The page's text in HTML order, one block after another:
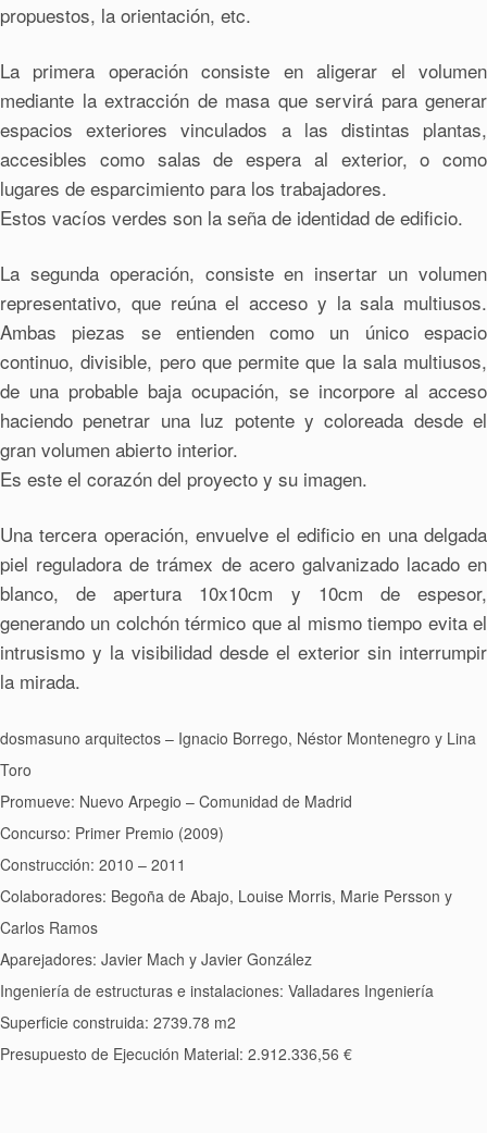
propuestos, la orientación, etc.
La primera operación consiste en aligerar el volumen
mediante la extracción de masa que servirá para generar
espacios exteriores vinculados a las distintas plantas,
accesibles como salas de espera al exterior, o como
lugares de esparcimiento para los trabajadores.
Estos vacíos verdes son la seña de identidad de edificio.
La segunda operación, consiste en insertar un volumen
representativo, que reúna el acceso y la sala multiusos.
Ambas piezas se entienden como un único espacio
continuo, divisible, pero que permite que la sala multiusos,
de una probable baja ocupación, se incorpore al acceso
haciendo penetrar una luz potente y coloreada desde el
gran volumen abierto interior.
Es este el corazón del proyecto y su imagen.
Una tercera operación, envuelve el edificio en una delgada
piel reguladora de trámex de acero galvanizado lacado en
blanco, de apertura 10x10cm y 10cm de espesor,
generando un colchón térmico que al mismo tiempo evita el
intrusismo y la visibilidad desde el exterior sin interrumpir
la mirada.
dosmasuno arquitectos – Ignacio Borrego, Néstor Montenegro y Lina
Toro
Promueve: Nuevo Arpegio – Comunidad de Madrid
Concurso: Primer Premio (2009)
Construcción: 2010 – 2011
Colaboradores: Begoña de Abajo, Louise Morris, Marie Persson y
Carlos Ramos
Aparejadores: Javier Mach y Javier González
Ingeniería de estructuras e instalaciones: Valladares Ingeniería
Superficie construida: 2739.78 m2
Presupuesto de Ejecución Material: 2.912.336,56 €